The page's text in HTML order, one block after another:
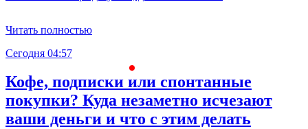
Читать полностью
Сегодня 04:57
Кофе, подписки или спонтанные
покупки? Куда незаметно исчезают
ваши деньги и что с этим делать